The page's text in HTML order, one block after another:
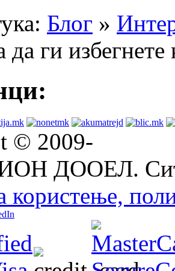
Блог »
да ги
© 2009-
ДООЕЛ.
користење,